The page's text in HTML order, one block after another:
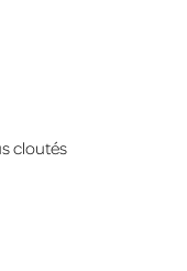
cloutés